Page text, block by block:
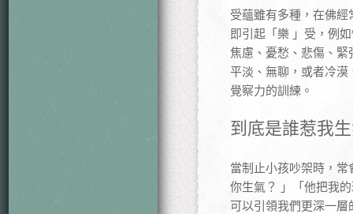
受蘊雖有多種，在佛
即引起「樂 」受，例
焦慮、憂愁、悲傷、
平淡、無聊，或者冷
覺察力的訓練。
到底是誰惹我
當制止小孩吵架時，
你生氣？ 」「他把我
可以引領我們更深一